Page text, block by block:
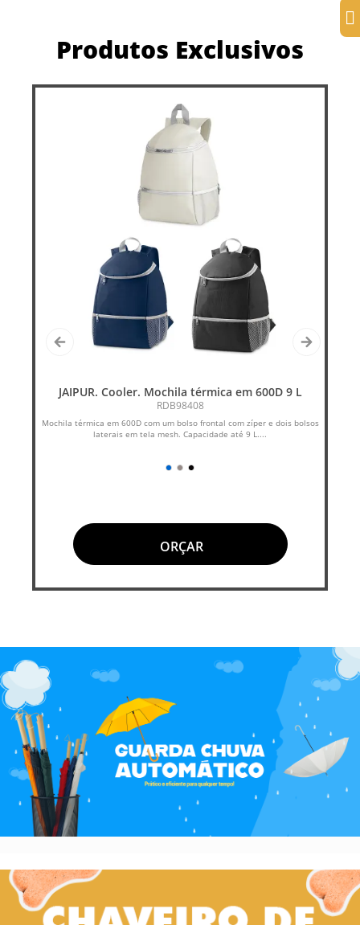
Produtos Exclusivos
JAIPUR. Cooler. Mochila térmica em 600D 9 L
RDB98408
Mochila térmica em 600D com um bolso frontal com zíper e dois bolsos
laterais em tela mesh. Capacidade até 9 L....
ORÇAR